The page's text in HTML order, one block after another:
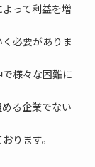
って利益を増
必要がありま
様々な困難に
る企業でない
ります。